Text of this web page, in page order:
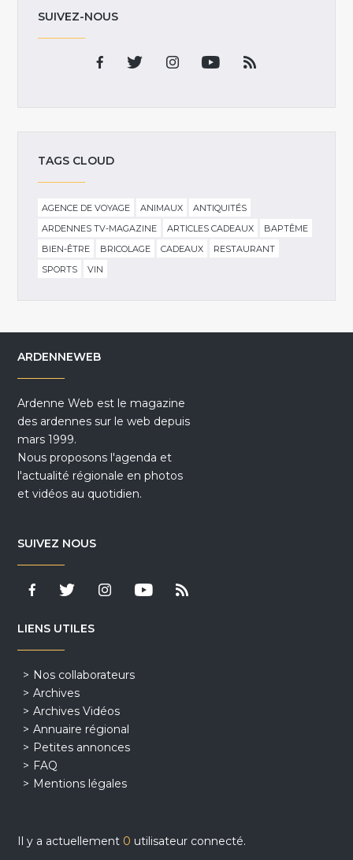
SUIVEZ-NOUS
TAGS CLOUD
AGENCE DE VOYAGE ANIMAUX
ANTIQUITÉS
ARDENNES TV-MAGAZINE
ARTICLES CADEAUX
BAPTÊME
BIEN-ÊTRE
BRICOLAGE CADEAUX
RESTAURANT
SPORTS
VIN
ARDENNEWEB
Ardenne Web est le magazine
des ardennes sur le web depuis
mars 1999.
Nous proposons l'agenda et
l'actualité régionale en photos
et vidéos au quotidien.
SUIVEZ NOUS
LIENS UTILES
Nos collaborateurs
Archives
Archives Vidéos
Annuaire régional
Petites annonces
FAQ
Mentions légales
Il y a actuellement 0 utilisateur connecté.